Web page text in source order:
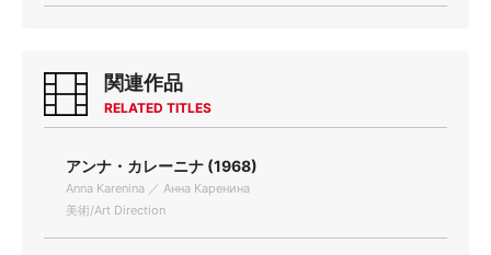
関連作品
RELATED TITLES
アンナ・カレーニナ (1968)
Anna Karenina ／ Анна Каренина
美術/Art Direction